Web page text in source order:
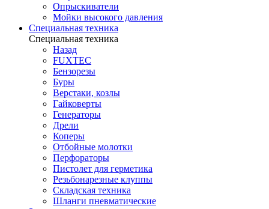
Опрыскиватели
Мойки высокого давления
Специальная техника
Специальная техника
Назад
FUXTEC
Бензорезы
Буры
Верстаки, козлы
Гайковерты
Генераторы
Дрели
Коперы
Отбойные молотки
Перфораторы
Пистолет для герметика
Резьбонарезные клуппы
Складская техника
Шланги пневматические